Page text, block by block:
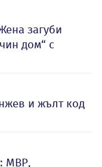
загуби
дом“ с
и жълт код
МВР,